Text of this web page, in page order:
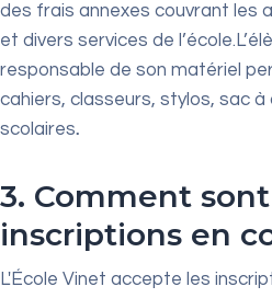
des frais annexes couvrant les
et divers services de
responsable de son matériel
cahiers, classeurs, stylos, sac
scolaires.
3. Comment
inscriptions en
L'École Vinet accepte les